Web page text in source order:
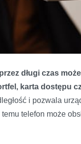
długi czas
karta dostępu
i pozwala
telefon może